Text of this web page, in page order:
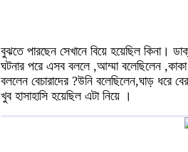
বুঝতে পারছেন সেখানে বিয়ে হয়েছিল কিনা।
ঘটনার পরে এসব বললে ,আম্মা বলেছিলেন ,কাকা
বললেন বেচারাদের ?উনি বলেছিলেন,ঘাড় ধরে
খুব হাসাহাসি হয়েছিল এটা নিয়ে ।